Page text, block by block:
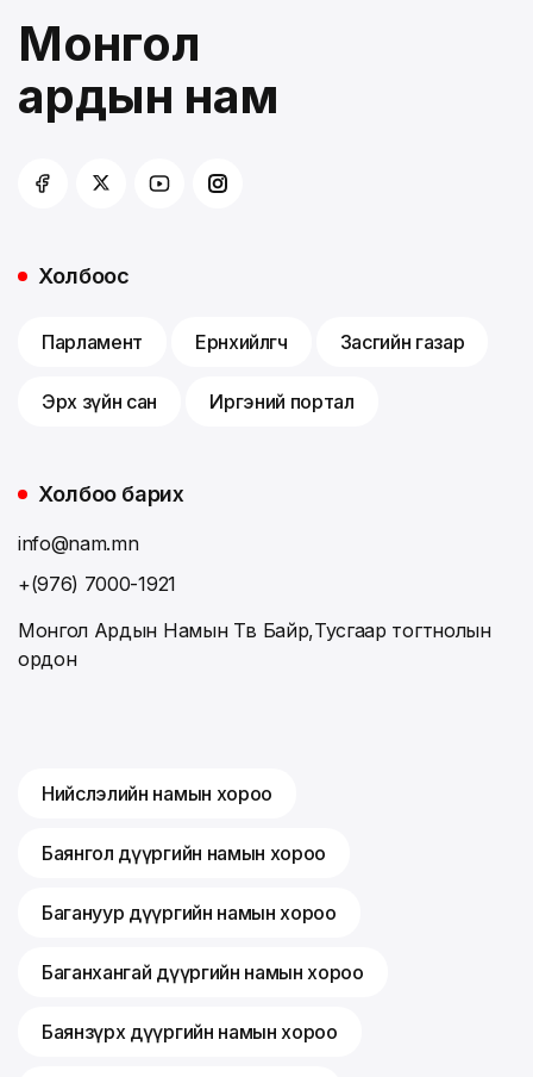
Монгол
ардын нам
Холбоос
Парламент Ерөнхийлөгч Засгийн газар
Эрх зүйн сан Иргэний портал
Холбоо барих
info@nam.mn
+(976) 7000-1921
Монгол Ардын Намын Төв Байр,Тусгаар тогтнолын
ордон
Нийслэлийн намын хороо
Баянгол дүүргийн намын хороо
Багануур дүүргийн намын хороо
Баганхангай дүүргийн намын хороо
Баянзүрх дүүргийн намын хороо